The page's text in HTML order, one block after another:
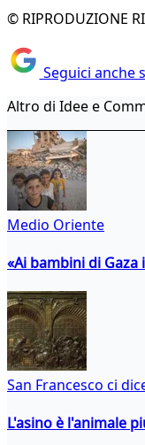
© RIPRODUZIONE
Seguici anche
Altro di Idee e
Medio Oriente
«Ai bambini di
San Francesco ci
L'asino è l'animale